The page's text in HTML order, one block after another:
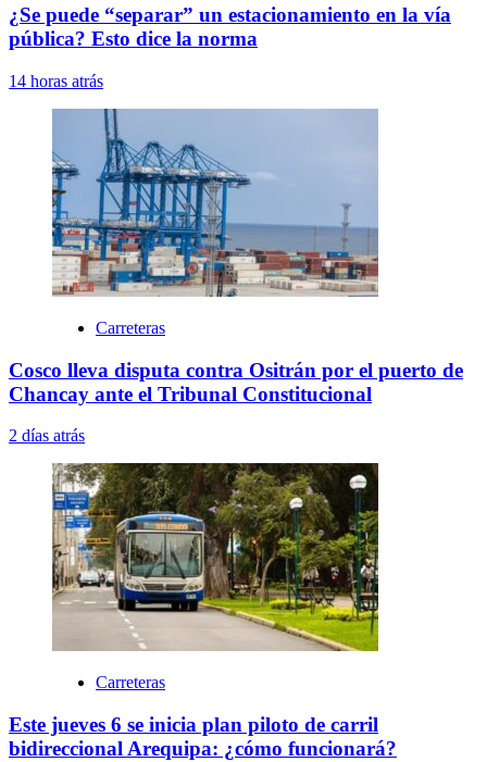
¿Se puede “separar” un estacionamiento en la vía
pública? Esto dice la norma
14 horas atrás
Carreteras
Cosco lleva disputa contra Ositrán por el puerto de
Chancay ante el Tribunal Constitucional
2 días atrás
Carreteras
Este jueves 6 se inicia plan piloto de carril
bidireccional Arequipa: ¿cómo funcionará?